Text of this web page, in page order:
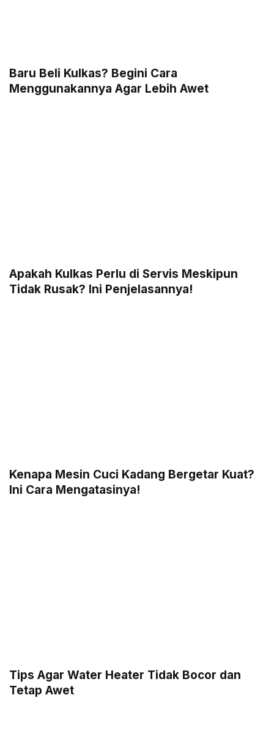
Baru Beli Kulkas? Begini Cara
Menggunakannya Agar Lebih Awet
Apakah Kulkas Perlu di Servis Meskipun
Tidak Rusak? Ini Penjelasannya!
Kenapa Mesin Cuci Kadang Bergetar Kuat?
Ini Cara Mengatasinya!
Tips Agar Water Heater Tidak Bocor dan
Tetap Awet